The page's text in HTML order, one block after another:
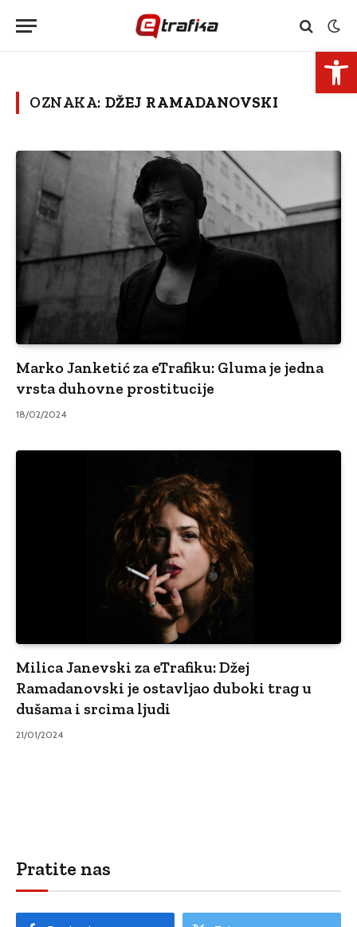
OZNAKA: DŽEJ RAMADANOVSKI
Marko Janketić za eTrafiku: Gluma je jedna
vrsta duhovne prostitucije
18/02/2024
Milica Janevski za eTrafiku: Džej
Ramadanovski je ostavljao duboki trag u
dušama i srcima ljudi
21/01/2024
Pratite nas